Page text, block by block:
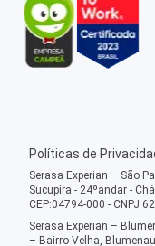
Políticas de
Serasa Experian – São
Sucupira - 24ºandar -
CEP:04794-000 - CNPJ
Serasa Experian –
– Bairro Velha,